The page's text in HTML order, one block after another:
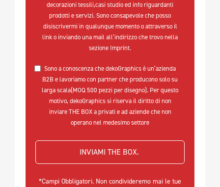
decorazioni tessili,casi studio ed info riguardanti
prodotti e servizi. Sono consapevole che posso
disiscrivermi in qualunque momento o attraverso il
link o inviando una mail all’indirizzo che trovo nella
sezione Imprint.
Sono a conoscenza che dekoGraphics è un’azienda
B2B e lavoriamo con partner che producono solo su
larga scala(MOQ 500 pezzi per disegno). Per questo
motivo, dekoGraphics si riserva il diritto di non
inviare THE BOX a privati e ad aziende che non
operano nel medesimo settore
*Campi Obbligatori. Non condivideremo mai le tue